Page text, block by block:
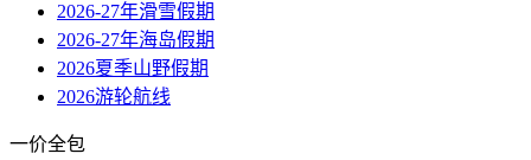
2026-27年滑雪假期
2026-27年海岛假期
2026夏季山野假期
2026游轮航线
一价全包